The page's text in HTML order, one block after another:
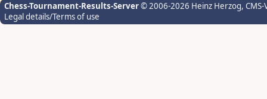
Chess-Tournament-Results-Server© 2006-2026 Heinz Herzog,
Legal details/Terms of use